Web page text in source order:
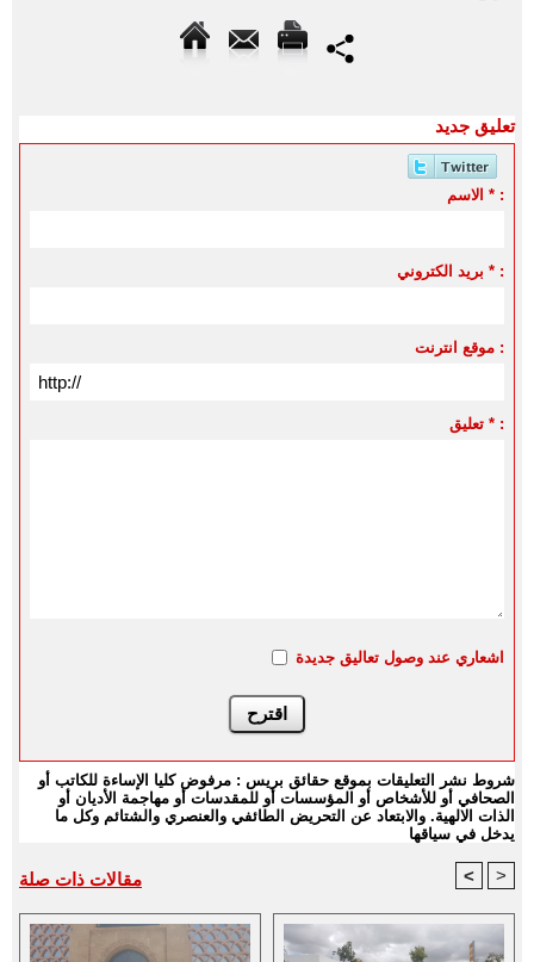
تعليق جديد
الاسم * :
بريد الكتروني * :
موقع انترنت :
تعليق * :
اشعاري عند وصول تعاليق جديدة
شروط نشر التعليقات بموقع حقائق بريس : مرفوض كليا الإساءة للكاتب أو
الصحافي أو للأشخاص أو المؤسسات أو للمقدسات أو مهاجمة الأديان أو
الذات الالهية. والابتعاد عن التحريض الطائفي والعنصري والشتائم وكل ما
يدخل في سياقها
مقالات ذات صلة < >